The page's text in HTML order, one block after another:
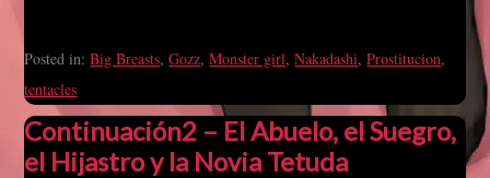
Posted in:Big Breasts,Gozz,Monster girl,Nakadashi,Prostitucion,
tentacles
Continuación2 – El Abuelo, el Suegro,
el Hijastro y la Novia Tetuda